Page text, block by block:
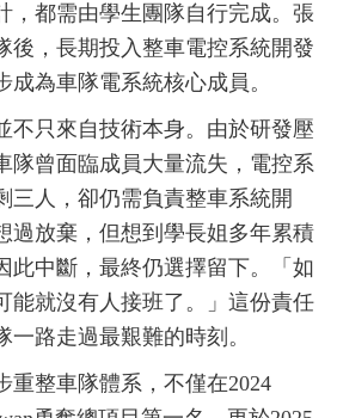
，都需由學生團隊自行完成。張
後，長期投入整車電控系統開發
為車隊電系統核心成員。
不只來自技術本身。由於研發壓
隊曾面臨成員大量流失，電控系
三人，卻仍需負責整車系統開
過放棄，但想到學長姐多年累積
此中斷，最終仍選擇留下。「如
能就沒有人接班了。」這份責任
一路走過最艱難的時刻。
重整車隊體系，不僅在2024